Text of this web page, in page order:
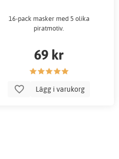
16-pack masker med 5 olika
piratmotiv.
69 kr
Lägg i varukorg